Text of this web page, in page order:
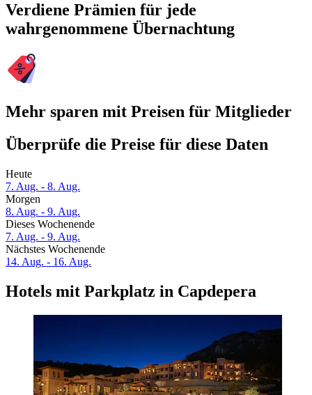
Verdiene Prämien für jede
wahrgenommene Übernachtung
Mehr sparen mit Preisen für Mitglieder
Überprüfe die Preise für diese Daten
Heute
7. Aug. - 8. Aug.
Morgen
8. Aug. - 9. Aug.
Dieses Wochenende
7. Aug. - 9. Aug.
Nächstes Wochenende
14. Aug. - 16. Aug.
Hotels mit Parkplatz in Capdepera